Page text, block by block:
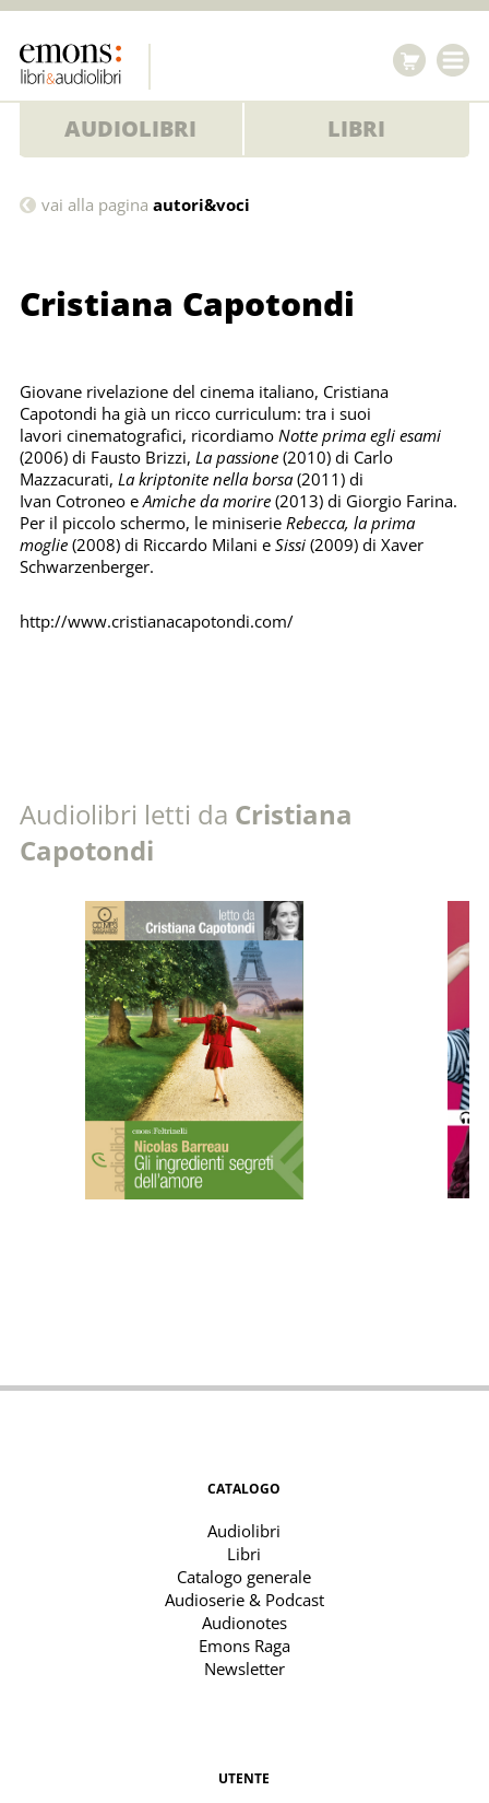
AUDIOLIBRI LIBRI
Cristiana
vai alla pagina autori&voci
Cristiana Capotondi
Giovane rivelazione del cinema italiano, Cristiana
Capotondi ha già un ricco curriculum: tra i suoi
lavori cinematografici, ricordiamo Notte prima egli esami
(2006) di Fausto Brizzi, La passione(2010) di Carlo
Mazzacurati, La kriptonite nella borsa(2011) di
Ivan Cotroneo eAmiche da morire(2013) di Giorgio Farina.
Per il piccolo schermo, le miniserie Rebecca, la prima
moglie(2008) di Riccardo Milani e Sissi(2009) di Xaver
Schwarzenberger.
http://www.cristianacapotondi.com/
Audiolibri letti da Cristiana
Capotondi
CATALOGO
Audiolibri
Libri
Catalogo generale
Audioserie & Podcast
Audionotes
Emons Raga
Newsletter
UTENTE